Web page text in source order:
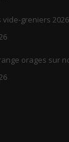
vide-greniers 2026
orages sur